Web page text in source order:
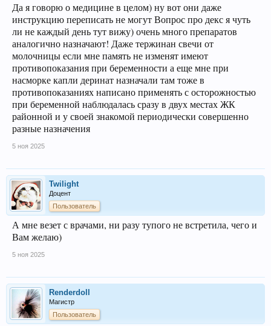
Да я говорю о медицине в целом) ну вот они даже
инструкцию переписать не могут Вопрос про декс я чуть
ли не каждый день тут вижу) очень много препаратов
аналогично назначают! Даже тержинан свечи от
молочницы если мне память не изменят имеют
противопоказания при беременности а еще мне при
насморке капли деринат назначали там тоже в
противопоказаниях написано применять с осторожностью
при беременной наблюдалась сразу в двух местах ЖК
районной и у своей знакомой периодически совершенно
разные назначения
5 ноя 2025
Twilight
Доцент
Пользователь
А мне везет с врачами, ни разу тупого не встретила, чего и
Вам желаю)
5 ноя 2025
Renderdoll
Магистр
Пользователь